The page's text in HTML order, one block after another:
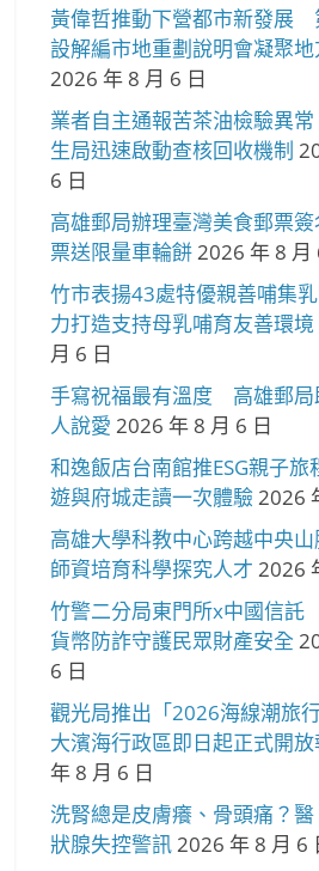
黃偉哲推動下營都市新發展
設解編市地重劃說明會凝聚
2026 年 8 月 6 日
業者自主通報苦茶油檢驗異
生局迅速啟動查核回收機制
6 日
高雄郵局辦理臺灣美食郵票
票送限量車輪餅2026 年 8 月
竹市表揚43處特優親善哺集
力打造支持母乳哺育友善環境
月 6 日
手寫祝福最有溫度 高雄郵局
人說愛 2026 年 8 月 6 日
和逸飯店台南館推ESG親子
遊與府城走讀一次體驗2026
高雄大學科教中心跨越中央
師資培育科學探究人才 2026
竹警二分局東門所x中國信
貨幣防詐守護民眾財產安全
6 日
觀光局推出「2026海線潮旅
大濱海行政區即日起正式開放
年 8 月 6 日
洗腎總是皮膚癢、骨頭痛？
狀腺失控警訊2026 年 8 月 6